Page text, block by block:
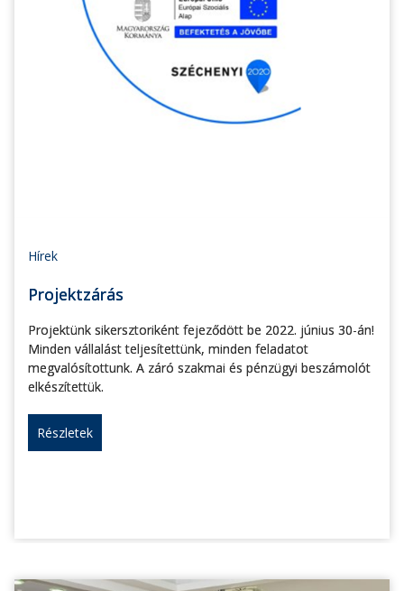
Hírek
Projektzárás
Projektünk sikersztoriként fejeződött be 2022. június 30-án!
Minden vállalást teljesítettünk, minden feladatot
megvalósítottunk. A záró szakmai és pénzügyi beszámolót
elkészítettük.
Részletek